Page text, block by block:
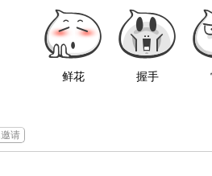
鲜花 握手
邀请